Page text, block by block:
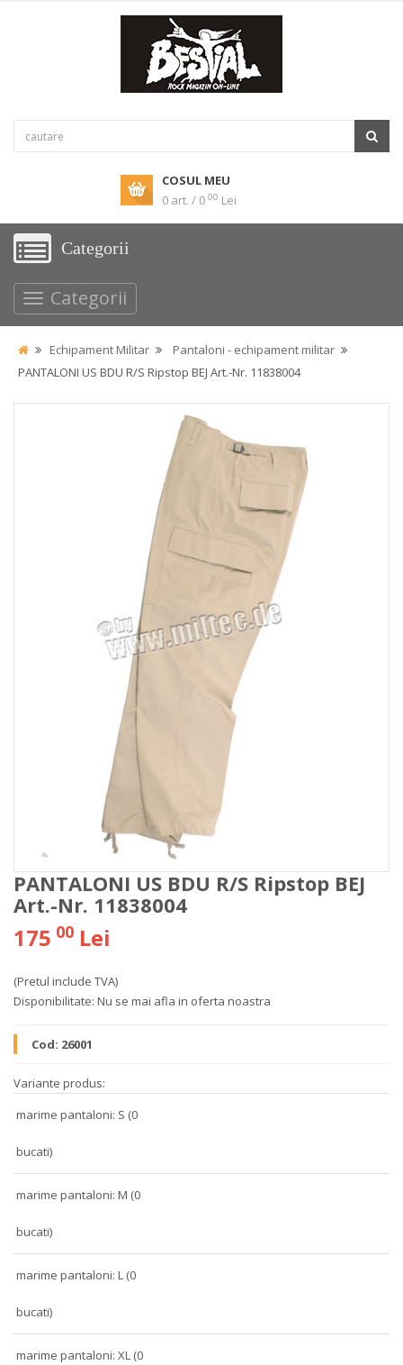
COSUL MEU
0 art. / 0 00 Lei
Categorii
Categorii
Echipament Militar
Pantaloni - echipament militar
PANTALONI US BDU R/S Ripstop BEJ Art.-Nr. 11838004
PANTALONI US BDU R/S Ripstop BEJ
Art.-Nr. 11838004
175 00 Lei
(Pretul include TVA)
Disponibilitate: Nu se mai afla in oferta noastra
Cod: 26001
Variante produs:
marime pantaloni: S (0
bucati)
marime pantaloni: M (0
bucati)
marime pantaloni: L (0
bucati)
marime pantaloni: XL (0